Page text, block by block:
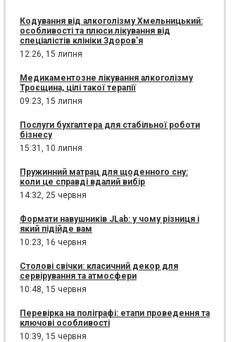
Кодування від алкоголізму Хмельницький:
особливості та плюси лікування від
спеціалістів клініки Здоров'я
12:26, 15 липня
Медикаментозне лікування алкоголізму
Троєщина, цілі такої терапії
09:23, 15 липня
Послуги бухгалтера для стабільної роботи
бізнесу
15:31, 10 липня
Пружинний матрац для щоденного сну:
коли це справді вдалий вибір
14:32, 25 червня
Формати навушників JLab: у чому різниця і
який підійде вам
10:23, 16 червня
Столові свічки: класичний декор для
сервірування та атмосфери
10:48, 15 червня
Перевірка на поліграфі: етапи проведення та
ключові особливості
10:39, 15 червня